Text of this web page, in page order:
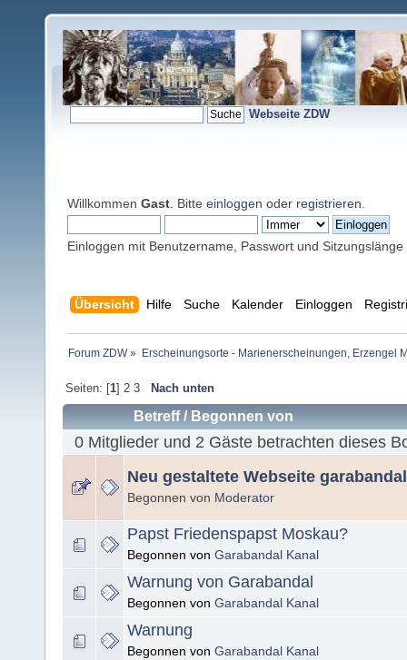
Webseite ZDW
Willkommen Gast . Bitte einloggen oder registrieren
Einloggen mit Benutzername, Passwort und Sitzungslänge
Übersicht Hilfe Suche Kalender Einloggen
Forum ZDW» Erscheinungsorte - Marienerscheinungen, Erzengel
Seiten: [1] 2 3 Nach unten
Betreff/ Begonnen von
0 Mitglieder und 2 Gäste betrachten dieses
Neu gestaltete Webseite
Begonnen von Moderator
Papst Friedenspapst Moskau?
Begonnen von Garabandal Kanal
Warnung von Garabandal
Begonnen von Garabandal Kanal
Warnung
Begonnen von Garabandal Kanal